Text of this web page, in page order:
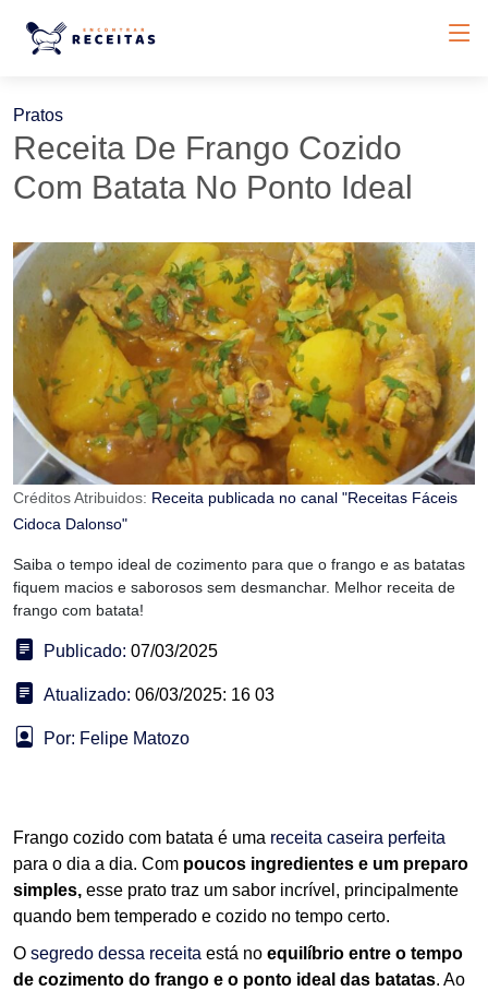
Pratos
Receita De Frango Cozido
Com Batata No Ponto Ideal
Créditos Atribuidos: Receita publicada no canal "Receitas Fáceis
Cidoca Dalonso"
Saiba o tempo ideal de cozimento para que o frango e as batatas
fiquem macios e saborosos sem desmanchar. Melhor receita de
frango com batata!
Publicado: 07/03/2025
Atualizado: 06/03/2025: 16 03
Por: Felipe Matozo
Frango cozido com batata é uma receita caseira perfeita
para o dia a dia. Com poucos ingredientes e um preparo
simples, esse prato traz um sabor incrível, principalmente
quando bem temperado e cozido no tempo certo.
O segredo dessa receita está no equilíbrio entre o tempo
de cozimento do frango e o ponto ideal das batatas. Ao